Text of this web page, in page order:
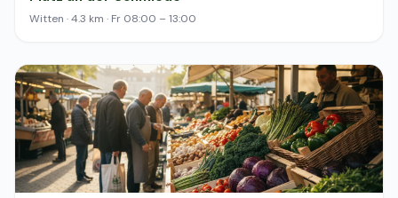
Witten · 4.3 km · Fr 08:00 – 13:00